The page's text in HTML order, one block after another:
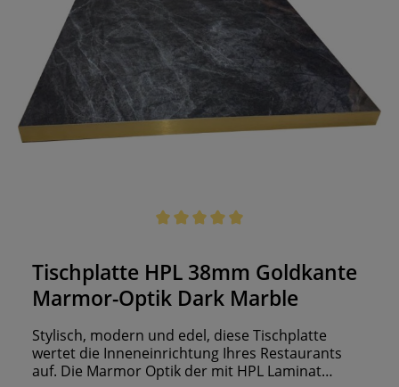
Tischplatte HPL 38mm Goldkante
Marmor-Optik Dark Marble
Stylisch, modern und edel, diese Tischplatte
wertet die Inneneinrichtung Ihres Restaurants
auf. Die Marmor Optik der mit HPL Laminat